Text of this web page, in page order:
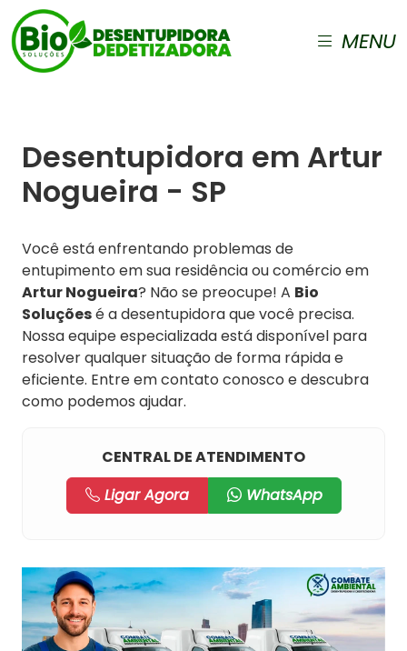
MENU
Desentupidora em Artur
Nogueira - SP
Você está enfrentando problemas de
entupimento em sua residência ou comércio em
Artur Nogueira? Não se preocupe! A Bio
Soluçõesé a desentupidora que você precisa.
Nossa equipe especializada está disponível para
resolver qualquer situação de forma rápida e
eficiente. Entre em contato conosco e descubra
como podemos ajudar.
CENTRAL DE ATENDIMENTO
Ligar Agora
WhatsApp